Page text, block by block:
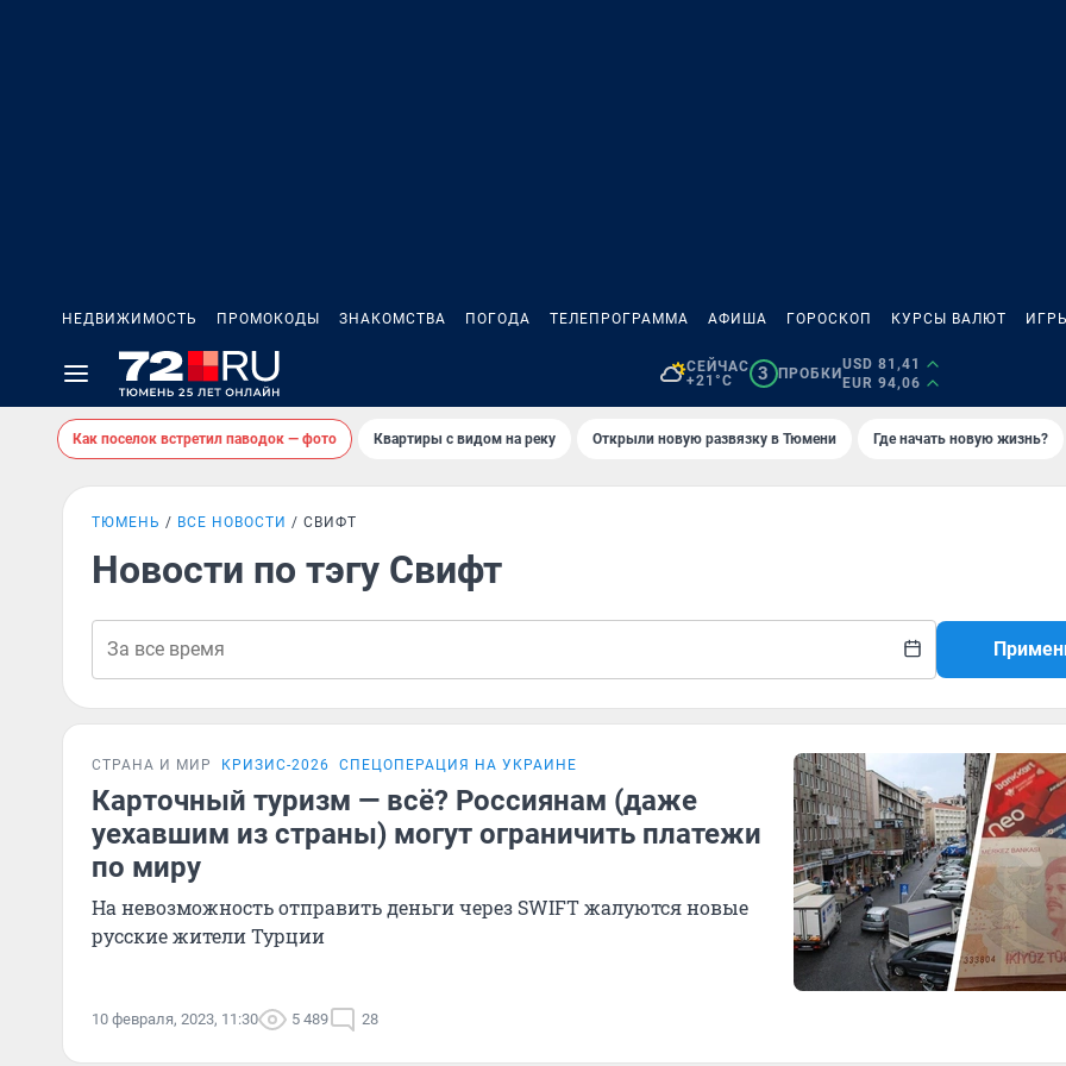
НЕДВИЖИМОСТЬ ПРОМОКОДЫ ЗНАКОМСТВА ПОГОДА ТЕЛЕПРОГРАММА АФИША ГОРОСКОП КУРСЫ ВАЛЮТ
СЕЙЧАС
+21°C
3 ПРОБКИ
USD 81,41
EUR 94,06
Как поселок встретил паводок — фото Квартиры с видом на реку Открыли новую развязку в Тюмени Где начать новую жизнь?
ТЮМЕНЬ ВСЕ НОВОСТИ СВИФТ
Новости по тэгу Свифт
СТРАНА И МИР КРИЗИС-2026 СПЕЦОПЕРАЦИЯ НА УКРАИНЕ
Карточный туризм — всё? Россиянам (даже
уехавшим из страны) могут ограничить платежи
по миру
На невозможность отправить деньги через SWIFT жалуются новые
русские жители Турции
10 февраля, 2023, 11:30 5 489 28